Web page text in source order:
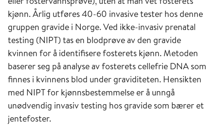
kjønn. Årlig utføres 40-60 invasive tester hos denne
gruppen gravide i Norge. Ved ikke-invasiv prenatal
testing (NIPT) tas en blodprøve av den gravide
kvinnen for å identifisere fosterets kjønn. Metoden
baserer seg på analyse av fosterets cellefrie DNA som
finnes i kvinnens blod under graviditeten. Hensikten
med NIPT for kjønnsbestemmelse er å unngå
unødvendig invasiv testing hos gravide som bærer et
jentefoster.